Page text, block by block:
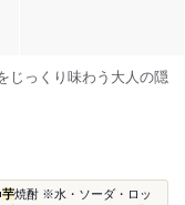
じっくり味わう大人の隠
芋焼酎 ※水・ソーダ・ロッ